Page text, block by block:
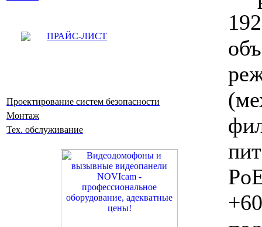
ПРАЙС-ЛИСТ
Проектирование систем безопасности
Монтаж
Тех. обслуживание